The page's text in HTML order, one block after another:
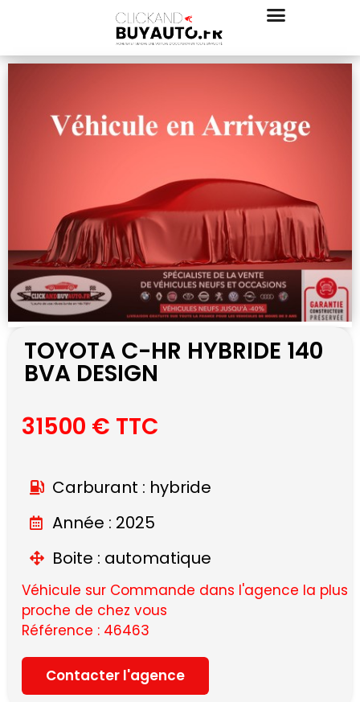
TOYOTA C-HR HYBRIDE 140
BVA DESIGN
31500 € TTC
Carburant : hybride
Année : 2025
Boite : automatique
Véhicule sur Commande dans l'agence la plus
proche de chez vous
Référence : 46463
Contacter l'agence